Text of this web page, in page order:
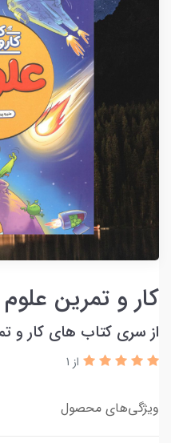
کار و تمرین
از سری کتاب های کار و
از 1
ویژگی‌های محصول